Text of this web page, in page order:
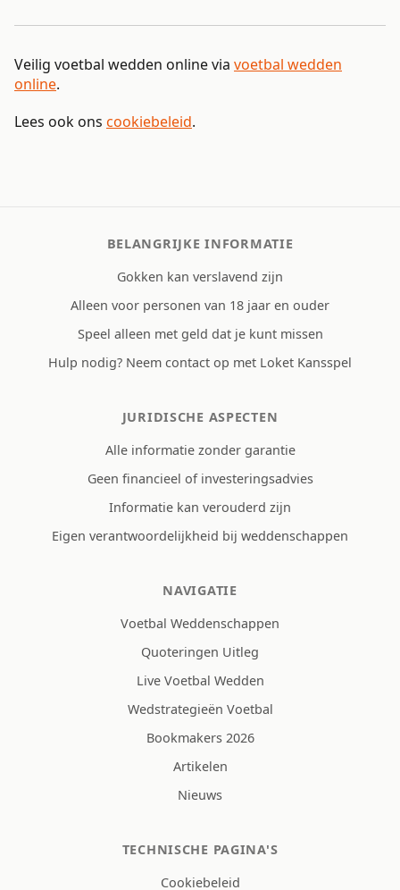
Veilig voetbal wedden online via voetbal wedden
online.
Lees ook ons cookiebeleid.
BELANGRIJKE INFORMATIE
Gokken kan verslavend zijn
Alleen voor personen van 18 jaar en ouder
Speel alleen met geld dat je kunt missen
Hulp nodig? Neem contact op met Loket Kansspel
JURIDISCHE ASPECTEN
Alle informatie zonder garantie
Geen financieel of investeringsadvies
Informatie kan verouderd zijn
Eigen verantwoordelijkheid bij weddenschappen
NAVIGATIE
Voetbal Weddenschappen
Quoteringen Uitleg
Live Voetbal Wedden
Wedstrategieën Voetbal
Bookmakers 2026
Artikelen
Nieuws
TECHNISCHE PAGINA'S
Cookiebeleid